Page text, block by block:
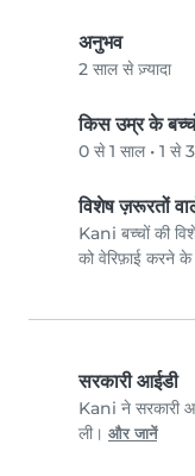
अनुभव
2 साल से ज़्यादा
किस उम्र के
0 से 1 साल • 1 से
विशेष ज़रूरतों
Kani बच्चों की
को वेरिफ़ाई करने
सरकारी आईडी
Kani ने सरकारी
ली। और जानें